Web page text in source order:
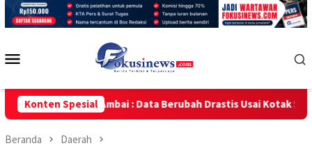
Loncat
Konten Spesial
Ambai : Data Berubah Drastis Usai Kotak Suara Dibuka
Beranda Daerah